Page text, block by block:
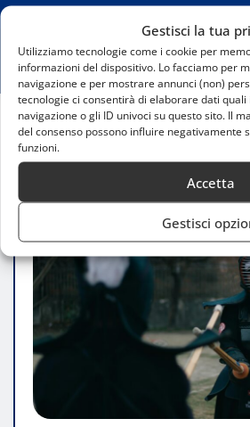
Gestisci la tua
Utilizziamo tecnologie come i cookie per
informazioni del dispositivo. Lo facciamo per
navigazione e per mostrare annunci (non)
tecnologie ci consentirà di elaborare dati
navigazione o gli ID univoci su questo sito. Il
del consenso possono influire negativamente
funzioni.
Accetta
Gestisci
Home
Kendo e filosofia giapponese